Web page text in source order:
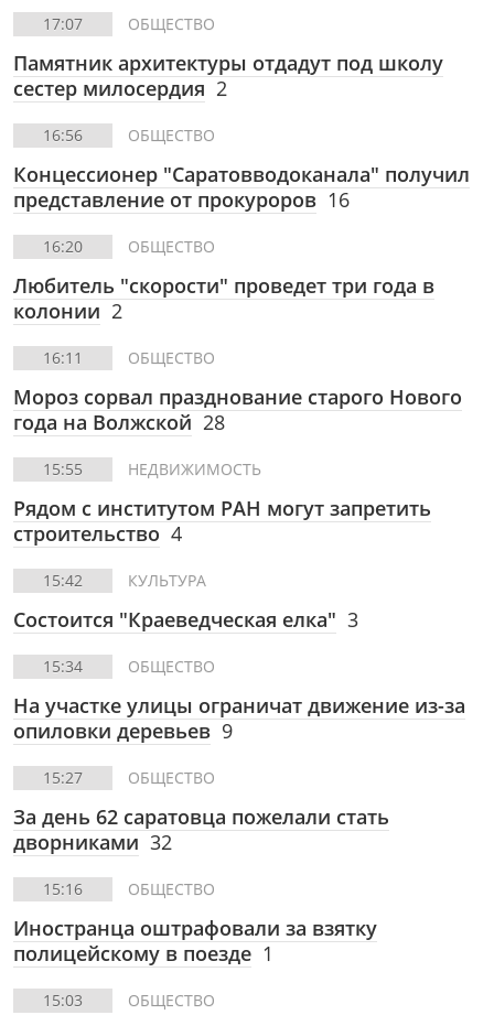
17:07 ОБЩЕСТВО
Памятник архитектуры отдадут под школу
сестер милосердия 2
16:56 ОБЩЕСТВО
Концессионер "Саратовводоканала" получил
представление от прокуроров 16
16:20 ОБЩЕСТВО
Любитель "скорости" проведет три года в
колонии 2
16:11 ОБЩЕСТВО
Мороз сорвал празднование старого Нового
года на Волжской 28
15:55 НЕДВИЖИМОСТЬ
Рядом с институтом РАН могут запретить
строительство 4
15:42 КУЛЬТУРА
Состоится "Краеведческая елка" 3
15:34 ОБЩЕСТВО
На участке улицы ограничат движение из-за
опиловки деревьев 9
15:27 ОБЩЕСТВО
За день 62 саратовца пожелали стать
дворниками 32
15:16 ОБЩЕСТВО
Иностранца оштрафовали за взятку
полицейскому в поезде 1
15:03 ОБЩЕСТВО